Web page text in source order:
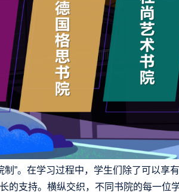
制”。在学习过程中，学生们除了可以享
的支持。横纵交织，不同书院的每一位